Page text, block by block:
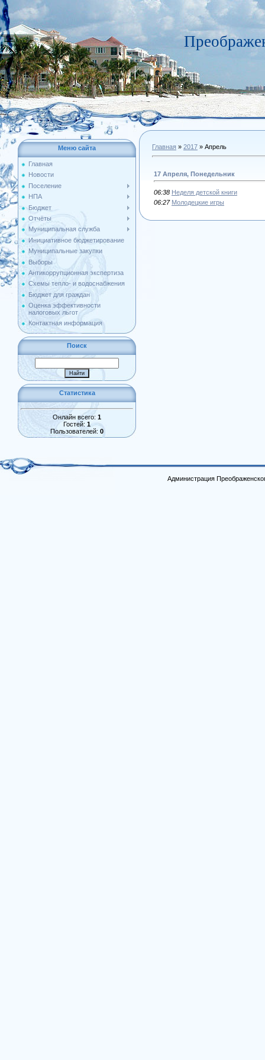
Меню сайта
Главная
Новости
Поселение
НПА
Бюджет
Отчёты
Муниципальная служба
Инициативное бюджетирование
Муниципальные закупки
Выборы
Антикоррупционная экспертиза
Схемы тепло- и водоснабжения
Бюджет для граждан
Оценка эффективности
налоговых льгот
Контактная информация
Поиск
Статистика
Онлайн всего: 1
Гостей: 1
Пользователей: 0
Главная » 2017 » Апрель
17 Апреля, Понедельник
06:38 Неделя детской книги
06:27 Молодецкие игры
Администрация